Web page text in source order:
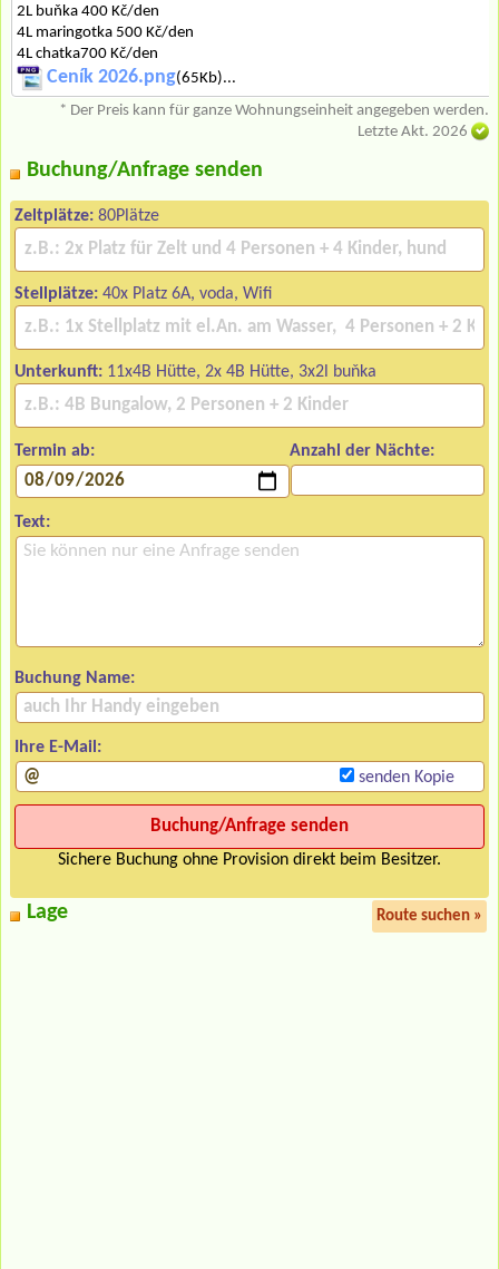
2L buňka 400 Kč/den
4L maringotka 500 Kč/den
4L chatka700 Kč/den
Ceník 2026.png(65Kb)...
* Der Preis kann für ganze Wohnungseinheit angegeben werden.
Letzte Akt. 2026
Buchung/Anfrage senden
Zeltplätze: 80Plätze
Stellplätze: 40x Platz 6A, voda, Wifi
Unterkunft: 11x4B Hütte, 2x 4B Hütte, 3x2l buňka
Termin ab: Anzahl der Nächte:
Text:
Buchung Name:
Ihre E-Mail:
senden Kopie
Sichere Buchung ohne Provision direkt beim Besitzer.
Lage Route suchen »